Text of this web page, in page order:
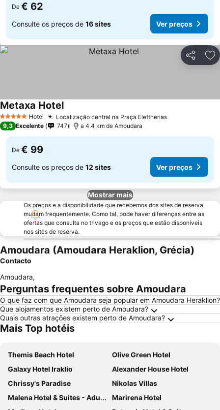
De € 62
Consulte os preços de 16 sites Ver preços
Partilhar
5 Estrelas Hotel Localização central na Praça Eleftherias
Metaxa Hotel
9,3 Excelente 747 a 4.4 km de Amoudara
De € 99
Consulte os preços de 12 sites Ver preços
Mostrar mais
Os preços e a disponibilidade que recebemos dos sites de reserva
mudam frequentemente. Como tal, pode haver diferenças entre as
ofertas que consulta no trivago e os preços que estão disponíveis
nos sites de reserva.
Amoudara (Amoudara Heraklion, Grécia)
Contacto
Amoudara,
Perguntas frequentes sobre Amoudara
O que faz com que Amoudara seja popular em Amoudara Heraklion?
Que alojamentos existem perto de Amoudara?
Quais outras atrações existem perto de Amoudara?
Mais Top hotéis
Themis Beach Hotel
Olive Green Hotel
Galaxy Hotel Iraklio
Alexander House Hotel
Chrissy's Paradise
Nikolas Villas
Malena Hotel & Suites - Adults Only by Omilos Hotels
Marirena Hotel